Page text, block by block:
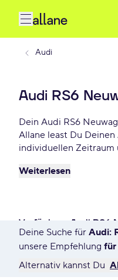
Audi
Audi RS6
Dein Audi RS6
Allane least Du
individuellen Zeitraum
zurückgeben willst.
Weiterlesen
Verfügbare Audi RS6
9 Angebote für Deine
Deine Suche für Audi:
unsere Empfehlung für
Alternativ kannst Du